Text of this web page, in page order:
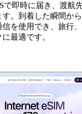
で即時に届き、渡航
。到着した瞬間か
を使用でき、旅行
最適です。